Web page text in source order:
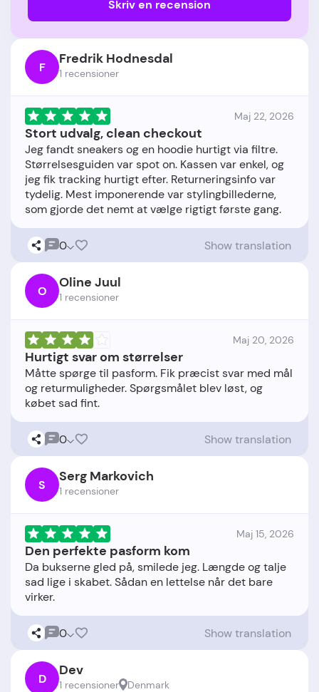
Skriv en recension
F Fredrik Hodnesdal
1 recensioner
Maj 22, 2026
Stort udvalg, clean checkout
Jeg fandt sneakers og en hoodie hurtigt via filtre.
Størrelsesguiden var spot on. Kassen var enkel, og
jeg fik tracking hurtigt efter. Returneringsinfo var
tydelig. Mest imponerende var stylingbillederne,
0 Show translation
O Oline Juul
1 recensioner
Maj 20, 2026
Hurtigt svar om størrelser
Måtte spørge til pasform. Fik præcist svar med mål
og returmuligheder. Spørgsmålet blev løst, og
0 Show translation
S Serg Markovich
1 recensioner
Maj 15, 2026
Den perfekte pasform kom
Da bukserne gled på, smilede jeg. Længde og talje
sad lige i skabet. Sådan en lettelse når det bare
0 Show translation
D Dev
1 recensioner Denmark